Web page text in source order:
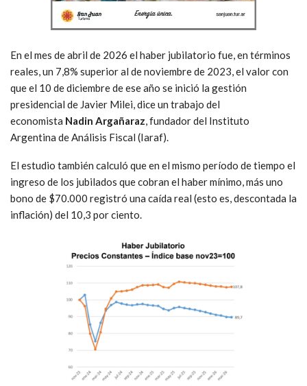
En el mes de abril de 2026 el haber jubilatorio fue, en términos
reales, un 7,8% superior al de noviembre de 2023, el valor con
que el 10 de diciembre de ese año se inició la gestión
presidencial de Javier Milei, dice un trabajo del
economista Nadin Argañaraz, fundador del Instituto
Argentina de Análisis Fiscal (Iaraf).
El estudio también calculó que en el mismo período de tiempo el
ingreso de los jubilados que cobran el haber mínimo, más uno
bono de $70.000 registró una caída real (esto es, descontada la
inflación) del 10,3 por ciento.